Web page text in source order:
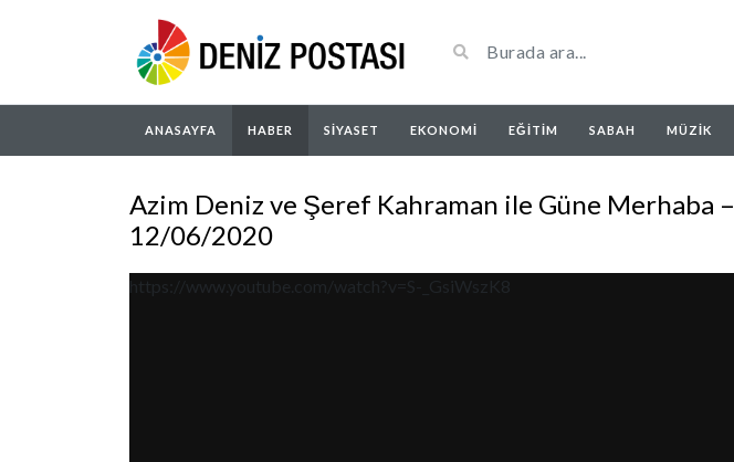
ANASAYFA HABER SIYASET EKONOMI EĞITIM SABAH MÜZIK
Azim Deniz ve Şeref Kahraman ile Güne Merhaba –
12/06/2020
https://www.youtube.com/watch?v=S-_GsiWszK8